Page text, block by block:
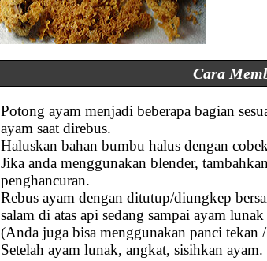
Cara
Potong ayam menjadi beberapa bagian
ayam saat direbus.
Haluskan bahan bumbu halus dengan
Jika anda menggunakan blender,
penghancuran.
Rebus ayam dengan ditutup/diungkep
salam di atas api sedang sampai ayam
(Anda juga bisa menggunakan panci
Setelah ayam lunak, angkat, sisihkan ayam.